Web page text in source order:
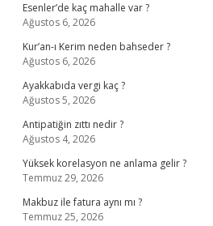
Esenler’de kaç mahalle var ?
Ağustos 6, 2026
Kur’an-ı Kerim neden bahseder ?
Ağustos 6, 2026
Ayakkabıda vergi kaç ?
Ağustos 5, 2026
Antipatiğin zıttı nedir ?
Ağustos 4, 2026
Yüksek korelasyon ne anlama gelir ?
Temmuz 29, 2026
Makbuz ile fatura aynı mı ?
Temmuz 25, 2026